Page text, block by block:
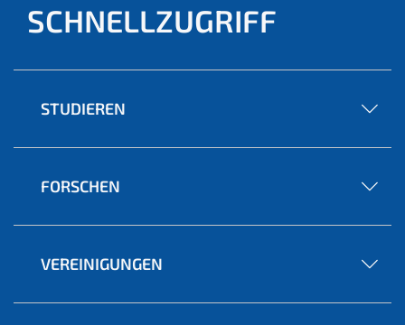
SCHNELLZUGRIFF
STUDIEREN
FORSCHEN
VEREINIGUNGEN